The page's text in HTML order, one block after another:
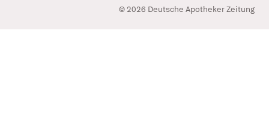
© 2026 Deutsche Apotheker Zeitung